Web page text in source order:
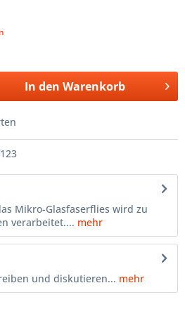
In den Warenkorb
Mikro-Glasfaserflies wird zu
verarbeitet.... mehr
und diskutieren... mehr